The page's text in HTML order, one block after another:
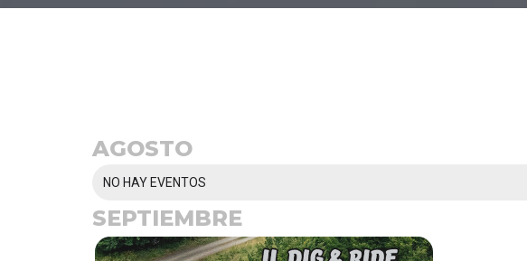
AGOSTO
NO HAY EVENTOS
SEPTIEMBRE